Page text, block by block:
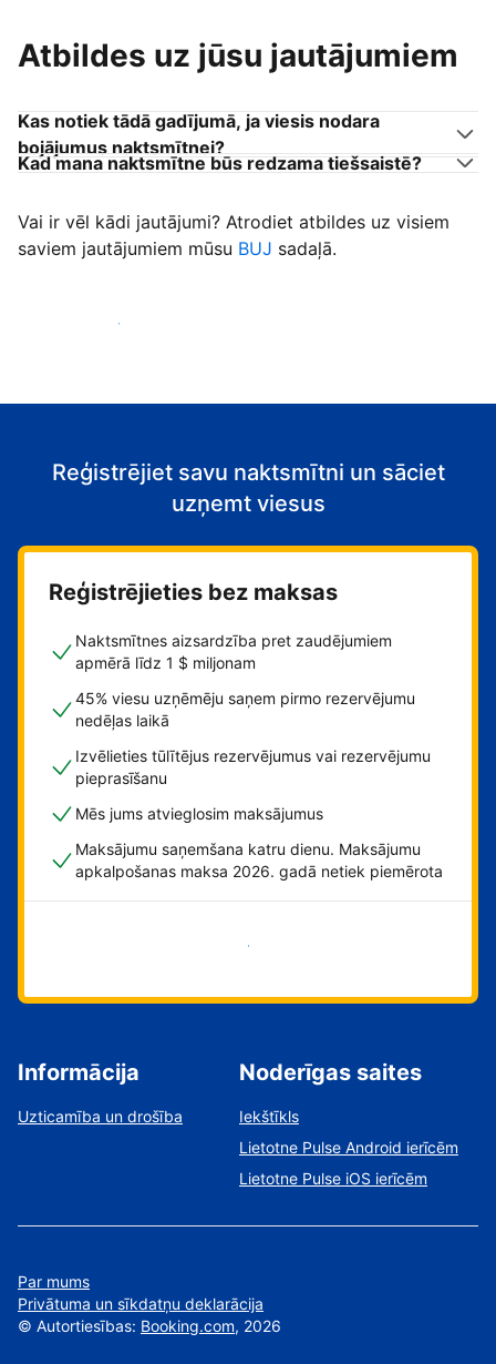
Atbildes uz jūsu jautājumiem
Kas notiek tādā gadījumā, ja viesis nodara
bojājumus naktsmītnei?
Kad mana naktsmītne būs redzama tiešsaistē?
Vai ir vēl kādi jautājumi? Atrodiet atbildes uz visiem
saviem jautājumiem mūsu BUJ sadaļā.
Sākt uzņemt viesus
Reģistrējiet savu naktsmītni un sāciet
uzņemt viesus
Reģistrējieties bez maksas
Naktsmītnes aizsardzība pret zaudējumiem
apmērā līdz 1 $ miljonam
45% viesu uzņēmēju saņem pirmo rezervējumu
nedēļas laikā
Izvēlieties tūlītējus rezervējumus vai rezervējumu
pieprasīšanu
Mēs jums atvieglosim maksājumus
Maksājumu saņemšana katru dienu. Maksājumu
apkalpošanas maksa 2026. gadā netiek piemērota
Sāciet tūlīt!
Informācija
Uzticamība un drošība
Noderīgas saites
Iekštīkls
Lietotne Pulse Android ierīcēm
Lietotne Pulse iOS ierīcēm
Par mums
Privātuma un sīkdatņu deklarācija
© Autortiesības: Booking.com, 2026